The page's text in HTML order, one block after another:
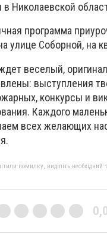
в Николаевской
программа
улице Соборной, на
веселый,
выступления
конкурсы и
Каждого
всех желающих
помилку, виділіть необхідний